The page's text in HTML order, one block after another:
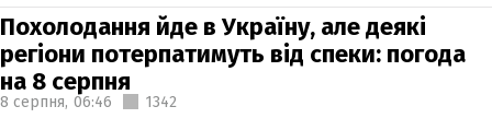
Похолодання йде в Україну, але деякі
регіони потерпатимуть від спеки: погода
на 8 серпня
8 серпня, 06:46 1342